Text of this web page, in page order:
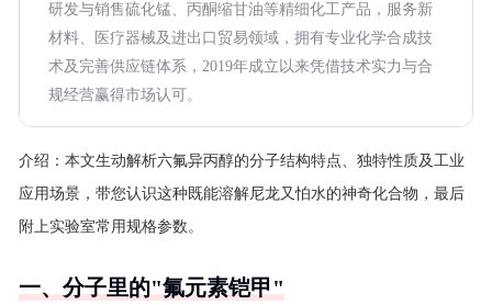
研发与销售硫化锰、丙酮缩甘油等精细化工产品，服务新
材料、医疗器械及进出口贸易领域，拥有专业化学合成技
术及完善供应链体系，2019年成立以来凭借技术实力与合
规经营赢得市场认可。
介绍： 本文生动解析六氟异丙醇的分子结构特点、独特性质及工业
应用场景，带您认识这种既能溶解尼龙又怕水的神奇化合物，最后
附上实验室常用规格参数。
一、分子里的"氟元素铠甲"